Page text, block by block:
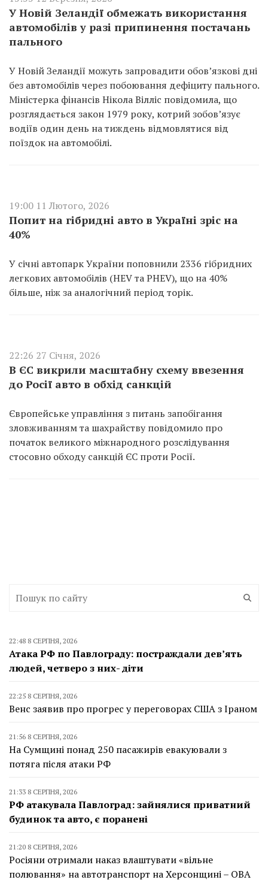
У Новій Зеландії обмежать використання
автомобілів у разі припинення постачань
пального
У Новій Зеландії можуть запровадити обов’язкові дні
без автомобілів через побоювання дефіциту пального.
Міністерка фінансів Нікола Вілліс повідомила, що
розглядається закон 1979 року, котрий зобов’язує
водіїв один день на тиждень відмовлятися від
поїздок на автомобілі.
19:00 11 Лютого, 2026
Попит на гібридні авто в Україні зріс на
40%
У січні автопарк України поповнили 2336 гібридних
легкових автомобілів (HEV та PHEV), що на 40%
більше, ніж за аналогічний період торік.
22:26 27 Січня, 2026
В ЄС викрили масштабну схему ввезення
до Росії авто в обхід санкцій
Європейське управління з питань запобігання
зловживанням та шахрайству повідомило про
початок великого міжнародного розслідування
стосовно обходу санкцій ЄС проти Росії.
22:48 8 СЕРПНЯ, 2026
Атака РФ по Павлограду: постраждали дев’ять
людей, четверо з них- діти
22:25 8 СЕРПНЯ, 2026
Венс заявив про прогрес у переговорах США з Іраном
21:56 8 СЕРПНЯ, 2026
На Сумщині понад 250 пасажирів евакуювали з
потяга після атаки РФ
21:33 8 СЕРПНЯ, 2026
РФ атакувала Павлоград: зайнялися приватний
будинок та авто, є поранені
21:20 8 СЕРПНЯ, 2026
Росіяни отримали наказ влаштувати «вільне
полювання» на автотранспорт на Херсонщині – ОВА